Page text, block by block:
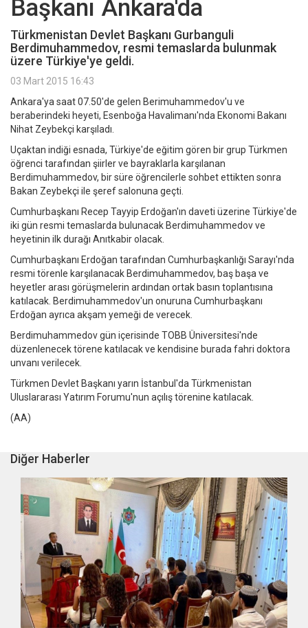
Başkanı Ankara'da
Türkmenistan Devlet Başkanı Gurbanguli
Berdimuhammedov, resmi temaslarda bulunmak
üzere Türkiye'ye geldi.
03 Mart 2015 16:43
Ankara'ya saat 07.50'de gelen Berimuhammedov'u ve
beraberindeki heyeti, Esenboğa Havalimanı'nda Ekonomi Bakanı
Nihat Zeybekçi karşıladı.
Uçaktan indiği esnada, Türkiye'de eğitim gören bir grup Türkmen
öğrenci tarafından şiirler ve bayraklarla karşılanan
Berdimuhammedov, bir süre öğrencilerle sohbet ettikten sonra
Bakan Zeybekçi ile şeref salonuna geçti.
Cumhurbaşkanı Recep Tayyip Erdoğan'ın daveti üzerine Türkiye'de
iki gün resmi temaslarda bulunacak Berdimuhammedov ve
heyetinin ilk durağı Anıtkabir olacak.
Cumhurbaşkanı Erdoğan tarafından Cumhurbaşkanlığı Sarayı'nda
resmi törenle karşılanacak Berdimuhammedov, baş başa ve
heyetler arası görüşmelerin ardından ortak basın toplantısına
katılacak. Berdimuhammedov'un onuruna Cumhurbaşkanı
Erdoğan ayrıca akşam yemeği de verecek.
Berdimuhammedov gün içerisinde TOBB Üniversitesi'nde
düzenlenecek törene katılacak ve kendisine burada fahri doktora
unvanı verilecek.
Türkmen Devlet Başkanı yarın İstanbul'da Türkmenistan
Uluslararası Yatırım Forumu'nun açılış törenine katılacak.
(AA)
Diğer Haberler